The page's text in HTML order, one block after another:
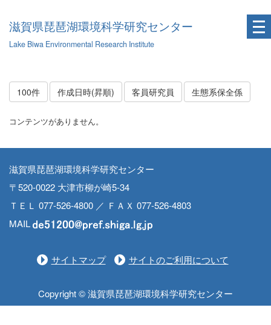
滋賀県琵琶湖環境科学研究センター
Lake Biwa Environmental Research Institute
100件 作成日時(昇順) 客員研究員 生態系保全係
コンテンツがありません。
滋賀県琵琶湖環境科学研究センター
〒520-0022 大津市柳が崎5-34
ＴＥＬ 077-526-4800 ／ ＦＡＸ 077-526-4803
MAIL
サイトマップ サイトのご利用について
Copyright © 滋賀県琵琶湖環境科学研究センター